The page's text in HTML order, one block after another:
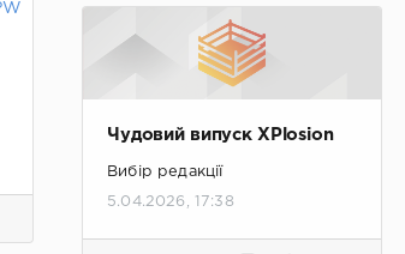
Чудовий випуск XPlosion
Вибір редакції
5.04.2026, 17:38